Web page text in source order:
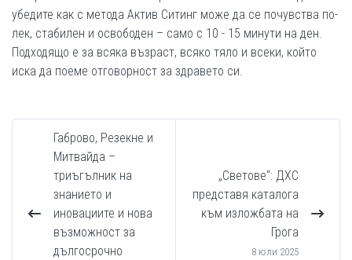
убедите как с метода Актив Ситинг може да се почувства по-
лек, стабилен и освободен – само с 10 - 15 минути на ден.
Подходящо е за всяка възраст, всяко тяло и всеки, който
иска да поеме отговорност за здравето си.
Габрово, Резекне и
Митвайда –
триъгълник на
знанието и
иновациите и нова
възможност за
дългосрочно
„Светове“: ДХС
представя каталога
към изложбата на
Грога
8 юли 2025